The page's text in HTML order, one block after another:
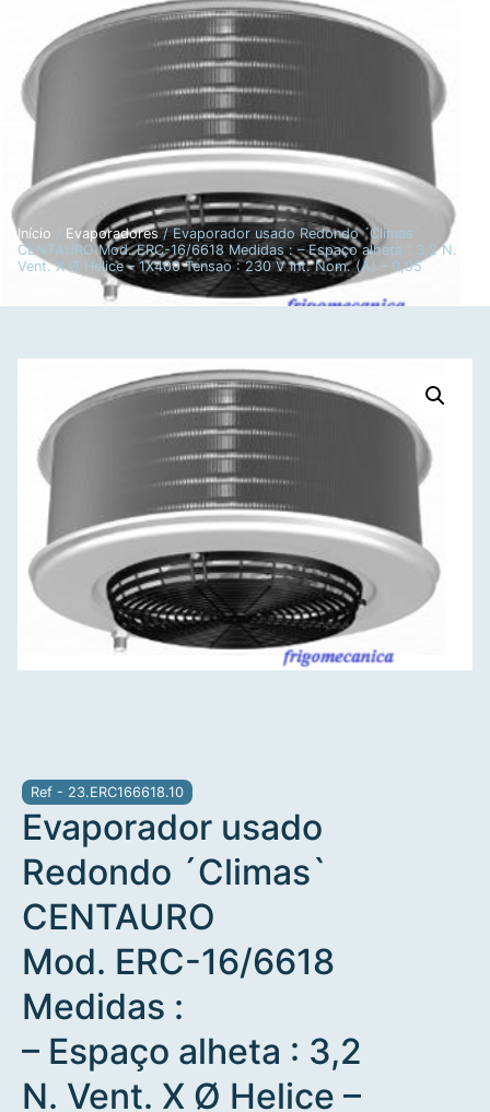
Início / Evaporadores/ Evaporador usado Redondo ´Climas`
CENTAURO Mod. ERC-16/6618 Medidas : – Espaço alheta : 3,2 N.
Vent. X Ø Helice – 1X400 Tensao : 230 V Int. Nom. (A) – 0,95
Ref - 23.ERC166618.10
Evaporador usado
Redondo ´Climas`
CENTAURO
Mod. ERC-16/6618
Medidas :
– Espaço alheta : 3,2
N. Vent. X Ø Helice –